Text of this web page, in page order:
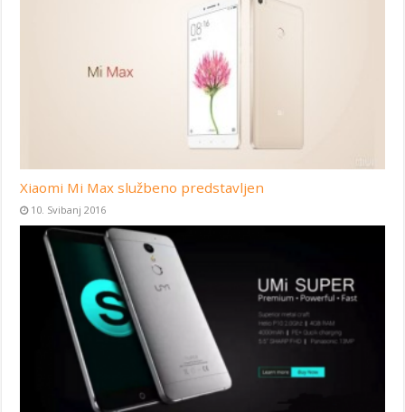
Xiaomi Mi Max službeno predstavljen
10. Svibanj 2016